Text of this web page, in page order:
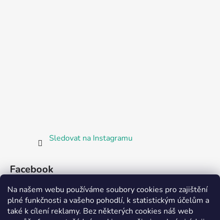
Na našem webu používáme soubory cookies pro zajištění
plné funkčnosti a vašeho pohodlí, k statistickým účelům a
také k cílení reklamy. Bez některých cookies náš web
Sledovat na Instagramu
Facebook